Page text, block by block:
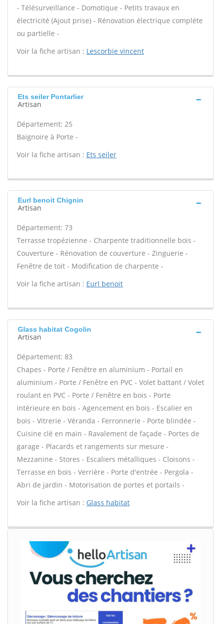
- Télésurveillance - Domotique - Petits travaux en
électricité (Ajout prise) - Rénovation électrique complète
ou partielle -
Voir la fiche artisan : Lescorbie vincent
Ets seiler Pontarlier
Artisan
Département: 25
Baignoire à Porte -
Voir la fiche artisan : Ets seiler
Eurl benoit Chignin
Artisan
Département: 73
Terrasse tropézienne - Charpente traditionnelle bois -
Couverture - Rénovation de couverture - Zinguerie -
Fenêtre de toit - Modification de charpente -
Voir la fiche artisan : Eurl benoit
Glass habitat Cogolin
Artisan
Département: 83
Chapes - Porte / Fenêtre en aluminium - Portail en
aluminium - Porte / Fenêtre en PVC - Volet battant / Volet
roulant en PVC - Porte / Fenêtre en bois - Porte
intérieure en bois - Agencement en bois - Escalier en
bois - Vitrerie - Véranda - Ferronnerie - Porte blindée -
Cuisine clé en main - Ravalement de façade - Portes de
garage - Placards et rangements sur mesure -
Mezzanine - Stores - Escaliers métalliques - Cloisons -
Terrasse en bois - Verrière - Porte d'entrée - Pergola -
Abri de jardin - Motorisation de portes et portails -
Voir la fiche artisan : Glass habitat